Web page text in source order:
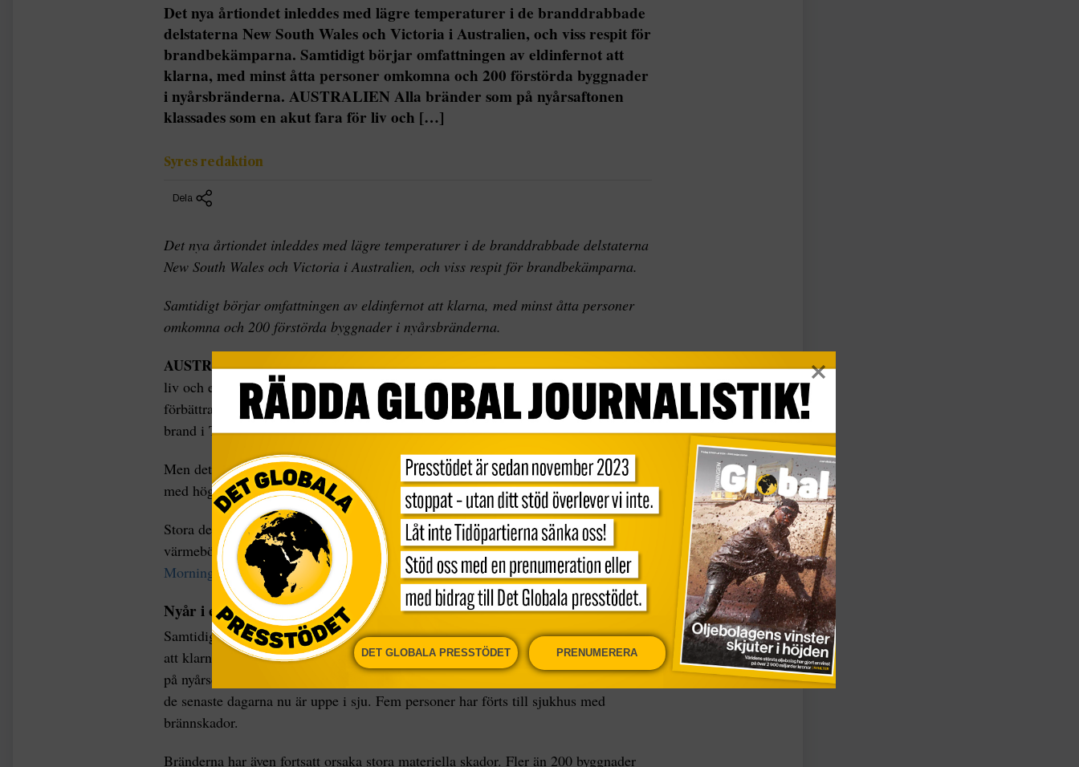
Det nya årtiondet inleddes med lägre temperaturer i de branddrabbade
delstaterna New South Wales och Victoria i Australien, och viss respit för
brandbekämparna. Samtidigt börjar omfattningen av eldinfernot att
klarna, med minst åtta personer omkomna och 200 förstörda byggnader
i nyårsbränderna. AUSTRALIEN Alla bränder som på nyårsaftonen
klassades som en akut fara för liv och […]
Syres redaktion
Dela
Det nya årtiondet inleddes med lägre temperaturer i de branddrabbade delstaterna
New South Wales och Victoria i Australien, och viss respit för brandbekämparna.
Samtidigt börjar omfattningen av eldinfernot att klarna, med minst åtta personer
omkomna och 200 förstörda byggnader i nyårsbränderna.
AUSTRALIENAlla bränder som på nyårsaftonen klassades som en akut fara för
liv och egendom fick en lägre varningsgrad under nyårsdagen, då förhållandena
förbättrades med lugnare vindar och svalare temperaturer. Enda undantaget var en
brand i Tasmanien som tog fart och hotade liv och egendom.
Men det blir en kort andhämtning. På lördag väntas återigen svåra förhållanden
med höga temperaturer och kraftiga vindar.
Stora delar av delstaten (New South Wales) kommer att uppleva kritiska
värmeböljeförhållanden, säger meteorologen Agata Imielska tillThe Sydney
Morning Herald.
Nyår i evakueringscenter
Samtidigt börjar omfattningen av de bränder som härjade som värst på nyårsaftonen
att klarna något. Ytterligare tre dödsfall bekräftades i delstaten New South Wales
på nyårsdagen, vilket gör att antalet döda i bränderna längs med delstatens sydkust
de senaste dagarna nu är uppe i sju. Fem personer har förts till sjukhus med
brännskador.
Bränderna har även fortsatt orsaka stora materiella skador. Fler än 200 byggnader
DET GLOBALA PRESSTÖDET PRENUMERERA